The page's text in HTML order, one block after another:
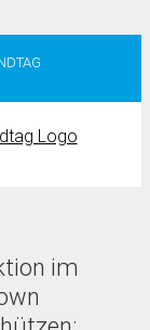
im